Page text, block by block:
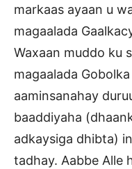
markaas ayaan u
magaalada
Waxaan muddo ku
magaalada
aaminsanahay
baaddiyaha
adkaysiga dhibta)
tadhay. Aabbe Alle